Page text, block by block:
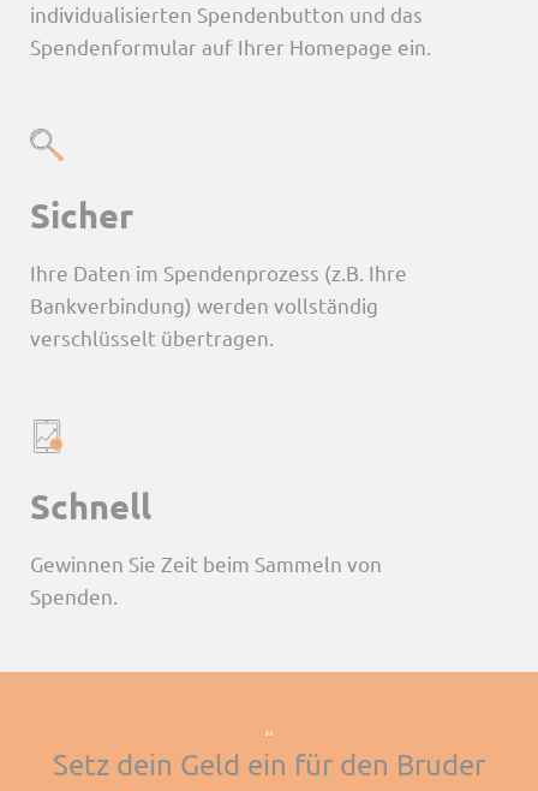
individualisierten Spendenbutton und das
Spendenformular auf Ihrer Homepage ein.
Sicher
Ihre Daten im Spendenprozess (z.B. Ihre
Bankverbindung) werden vollständig
verschlüsselt übertragen.
Schnell
Gewinnen Sie Zeit beim Sammeln von
Spenden.
Setz dein Geld ein für den Bruder